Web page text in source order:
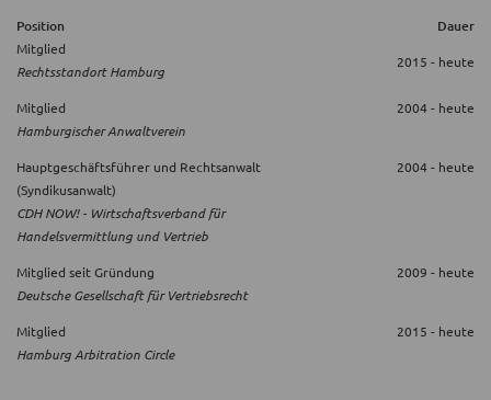
Position Dauer
Mitglied
Rechtsstandort Hamburg
2015 - heute
Mitglied
Hamburgischer Anwaltverein
2004 - heute
Hauptgeschäftsführer und Rechtsanwalt
(Syndikusanwalt)
CDH NOW! - Wirtschaftsverband für
Handelsvermittlung und Vertrieb
2004 - heute
Mitglied seit Gründung
Deutsche Gesellschaft für Vertriebsrecht
2009 - heute
Mitglied
Hamburg Arbitration Circle
2015 - heute